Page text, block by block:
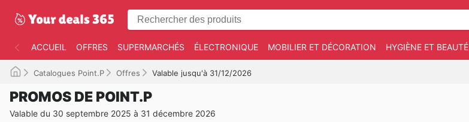
ACCUEIL OFFRES SUPERMARCHÉS ÉLECTRONIQUE MOBILIER ET DÉCORATION HYGIÈNE ET BEAUTÉ
Catalogues Point.P Offres Valable jusqu'à 31/12/2026
PROMOS DE POINT.P
Valable du 30 septembre 2025 à 31 décembre 2026